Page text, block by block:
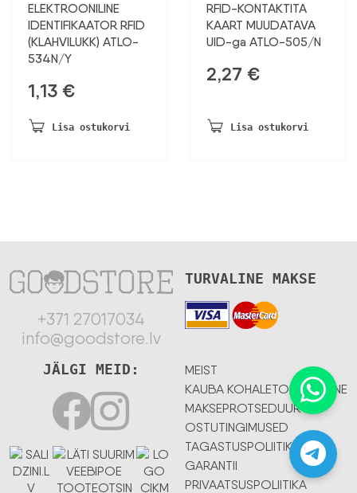
ELEKTROONILINE
IDENTIFIKAATOR RFID
(KLAHVILUKK) ATLO-
534N/Y
1,13 €
Lisa ostukorvi
RFID-KONTAKTITA
KAART MUUDATAVA
UID-ga ATLO-505/N
2,27 €
Lisa ostukorvi
+371 27017034
info@goodstore.lv
TURVALINE MAKSE
MEIST
KAUBA KOHALETOIMETAMINE
MAKSEPROTSEDUUR
OSTUTINGIMUSED
TAGASTUSPOLIITIKA
GARANTII
PRIVAATSUSPOLIITIKA
JÄLGI MEID: